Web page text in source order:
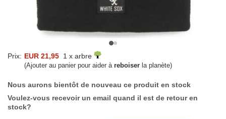
Prix: EUR 21,95 1 x arbre
(Ajouter au panier pour aider à reboiser la planète)
Nous aurons bientôt de nouveau ce produit en stock
Voulez-vous recevoir un email quand il est de retour en
stock?